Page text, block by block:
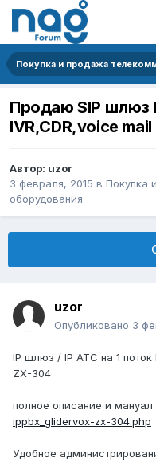
Продаю SIP шлюз
IVR,CDR,voice mail
Автор: uzor
3 февраля, 2015 в Покупка
оборудования
uzor
Опубликовано 3
IP шлюз / IP АТС на 1 поток
ZX-304
полное описание и мануал
ippbx_glidervox-zx-304.php
Удобное